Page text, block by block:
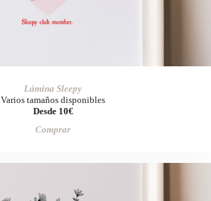
Lámina Sleepy
Varios tamaños disponibles
Desde 10€
Comprar